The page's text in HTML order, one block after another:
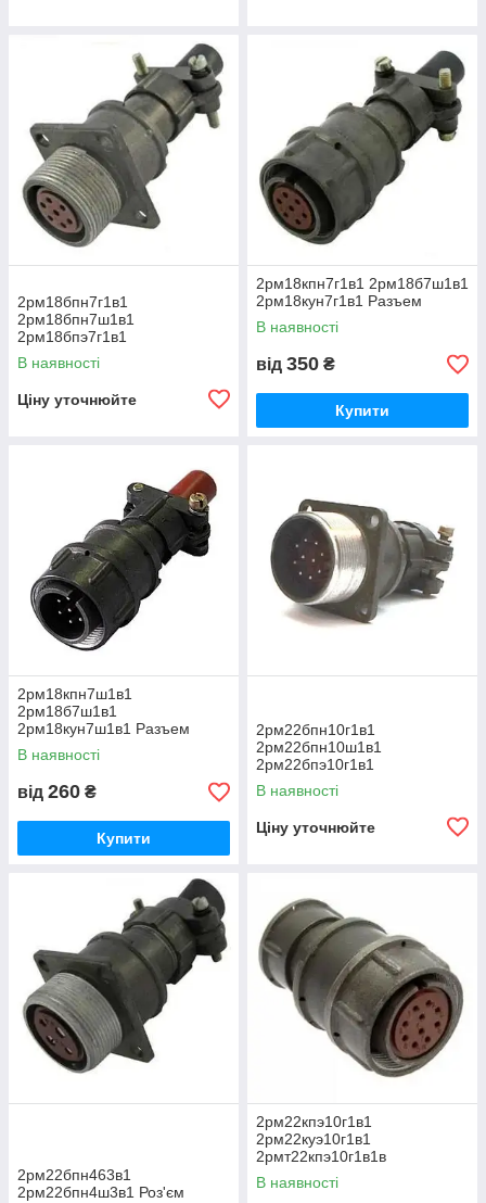
2рм18бпн7г1в1
2рм18бпн7ш1в1
2рм18бпэ7г1в1
2рм18бпэ7ш1в1 Разъем
В наявності
Ціну уточнюйте
2рм18кпн7г1в1 2рм18б7ш1в1
2рм18кун7г1в1 Разъем
В наявності
від 350 ₴
Купити
2рм18кпн7ш1в1
2рм18б7ш1в1
2рм18кун7ш1в1 Разъем
В наявності
від 260 ₴
Купити
2рм22бпн10г1в1
2рм22бпн10ш1в1
2рм22бпэ10г1в1
2рм22бпэ10ш1в1 Разъем
В наявності
Ціну уточнюйте
2рм22бпн463в1
2рм22бпн4ш3в1 Роз'єм
2рм22кпэ10г1в1
2рм22куэ10г1в1
2рмт22кпэ10г1в1в
2рмт22куэ10г1в1в
В наявності